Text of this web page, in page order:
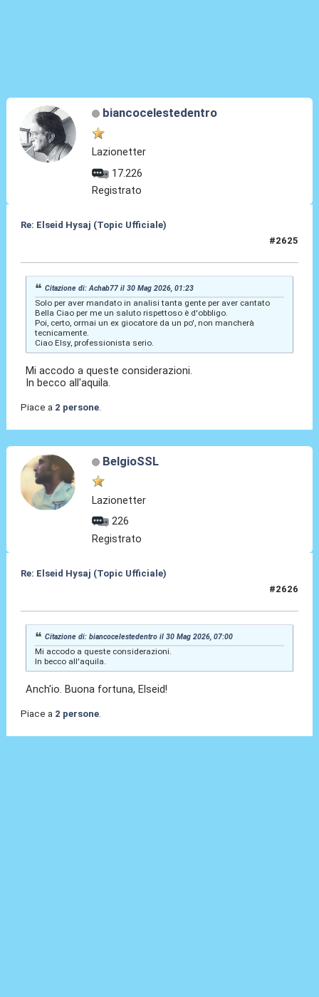
biancocelestedentro
Lazionetter
17.226
Registrato
Re: Elseid Hysaj (Topic Ufficiale)
#2625
Citazione di: Achab77 il 30 Mag 2026, 01:23
Solo per aver mandato in analisi tanta gente per aver cantato
Bella Ciao per me un saluto rispettoso è d'obbligo.
Poi, certo, ormai un ex giocatore da un po', non mancherà
tecnicamente.
Ciao Elsy, professionista serio.
Mi accodo a queste considerazioni.
In becco all'aquila.
Piace a 2 persone.
BelgioSSL
Lazionetter
226
Registrato
Re: Elseid Hysaj (Topic Ufficiale)
#2626
Citazione di: biancocelestedentro il 30 Mag 2026, 07:00
Mi accodo a queste considerazioni.
In becco all'aquila.
Anch'io. Buona fortuna, Elseid!
Piace a 2 persone.